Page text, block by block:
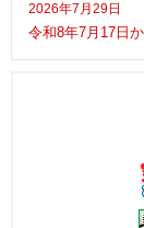
2026年7月29日
令和8年7月17日